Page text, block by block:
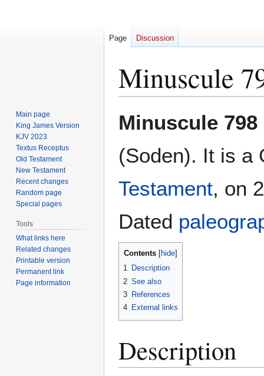
Minuscule
toto
Minuscule 798
(Soden). It is a
Testament, on
Dated
Contents
1 Description
2 See also
3 References
4 External links
Description
Page Discussion
Main page
King James Version
KJV 2023
Textus Receptus
Old Testament
New Testament
Recent changes
Random page
Special pages
Tools
What links here
Related changes
Printable version
Permanent link
Page information